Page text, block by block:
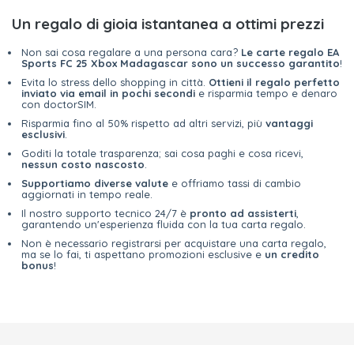
Un regalo di gioia istantanea a ottimi prezzi
Non sai cosa regalare a una persona cara? Le carte regalo EA
Sports FC 25 Xbox Madagascar sono un successo garantito!
Evita lo stress dello shopping in città. Ottieni il regalo perfetto
inviato via email in pochi secondi e risparmia tempo e denaro
con doctorSIM.
Risparmia fino al 50% rispetto ad altri servizi, più vantaggi
esclusivi
Goditi la totale trasparenza; sai cosa paghi e cosa ricevi,
nessun costo nascosto
Supportiamo diverse valute e offriamo tassi di cambio
aggiornati in tempo reale.
Il nostro supporto tecnico 24/7 è pronto ad assisterti
garantendo un'esperienza fluida con la tua carta regalo.
Non è necessario registrarsi per acquistare una carta regalo,
ma se lo fai, ti aspettano promozioni esclusive e un credito
bonus!